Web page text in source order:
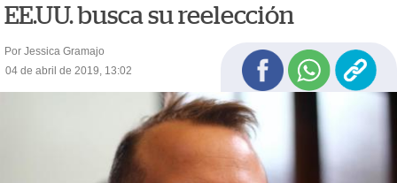
EE.UU. busca su reelección
Por Jessica Gramajo
04 de abril de 2019, 13:02